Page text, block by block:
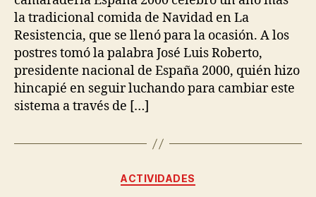
la tradicional comida de Navidad en La
Resistencia, que se llenó para la ocasión. A los
postres tomó la palabra José Luis Roberto,
presidente nacional de España 2000, quién hizo
hincapié en seguir luchando para cambiar este
sistema a través de […]
ACTIVIDADES